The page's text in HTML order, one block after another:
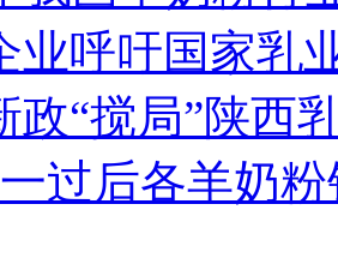
业呼吁国家乳
政“搅局”陕西
过后各羊奶